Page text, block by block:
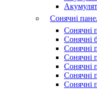
Сонячні
Сонячні
Сонячні
Сонячні
Сонячні
Сонячні
Сонячні
Сонячні